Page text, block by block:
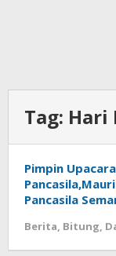
Tag: Hari
Pimpin
Pancasila
Berita, Bitung,